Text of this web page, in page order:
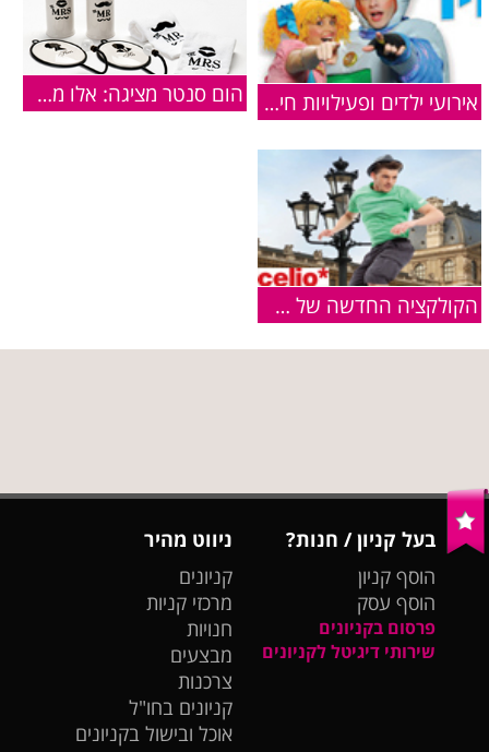
אירועי ילדים ופעילויות חינם - פסח 2013 הום סנטר מציגה: אלו מתנות כדאי לקנות לחג האהבה?
הקולקציה החדשה של CELIO עכשיו בחנויות
בעל קניון / חנות?
הוסף קניון
הוסף עסק
פרסום בקניונים
שירותי דיגיטל לקניונים
ניווט מהיר
קניונים
מרכזי קניות
חנויות
מבצעים
צרכנות
קניונים בחו"ל
אוכל ובישול בקניונים